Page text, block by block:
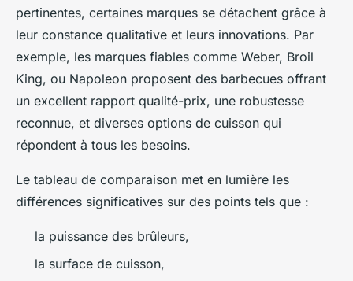
pertinentes, certaines marques se détachent grâce à
leur constance qualitative et leurs innovations. Par
exemple, les marques fiables comme Weber, Broil
King, ou Napoleon proposent des barbecues offrant
un excellent rapport qualité-prix, une robustesse
reconnue, et diverses options de cuisson qui
répondent à tous les besoins.
Le tableau de comparaison met en lumière les
différences significatives sur des points tels que :
la puissance des brûleurs,
la surface de cuisson,